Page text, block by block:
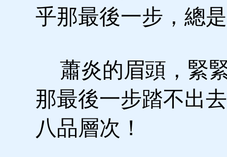
乎那最後一步，總
蕭炎的眉頭，緊
那最後一步踏不出
八品層次！